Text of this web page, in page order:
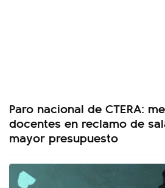
Paro nacional de CTERA:
docentes en reclamo de
mayor presupuesto